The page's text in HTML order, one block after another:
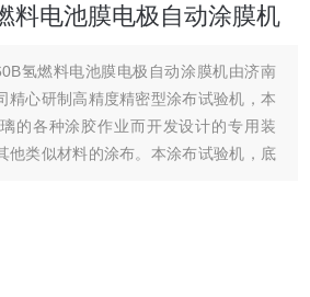
料电池膜电极自动涂膜机
氢燃料电池膜电极自动涂膜机由济南
精心研制高精度精密型涂布试验机，本
的各种涂胶作业而开发设计的专用装
他类似材料的涂布。本涂布试验机，底
度调节，以及狭缝头与底板间隙三个因
性